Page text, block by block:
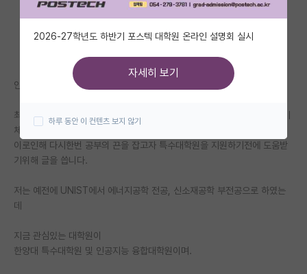
자유 게시판(아무개랩)
미국 유학 게시판
미국 대학원 합격 후기 게시판
대학원 합격 후기 게시판
연구실(PI) 홍보 게시판
학부 인턴 게시판
안녕하세요? 육군에서 헬기조종사로 근무중인 30대 중반의 군인입니다.
최근에 군에서 조종사로 복무하며 MUM-T,드론, AI, 방산쪽 관련해서 무기
체계나 헬기 사업에 관심을 가지게 되었고,
이로인해 다시한번 공부의 끈을 잡고자 특수대학원을 지원하기전에 도움받
기위해 글을 씁니다.
저는 예전에 UNIST에서 에너지공학 전공, 신소재공학 부전공으로 하였는
데
지금 관심있는 대학원이
한양대 특수대학원 및 인공지능 융합대학원이며.
2026-27학년도 하반기 포스텍 대학원 온라인 설명회 실시
자세히 보기
하루 동안 이 컨텐츠 보지 않기